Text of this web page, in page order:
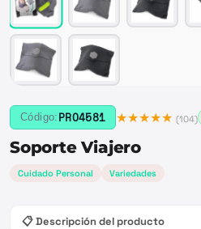
Código: PRO4581 ★★★★★ (104)
Soporte Viajero
Cuidado Personal Variedades
📋 Descripción del producto